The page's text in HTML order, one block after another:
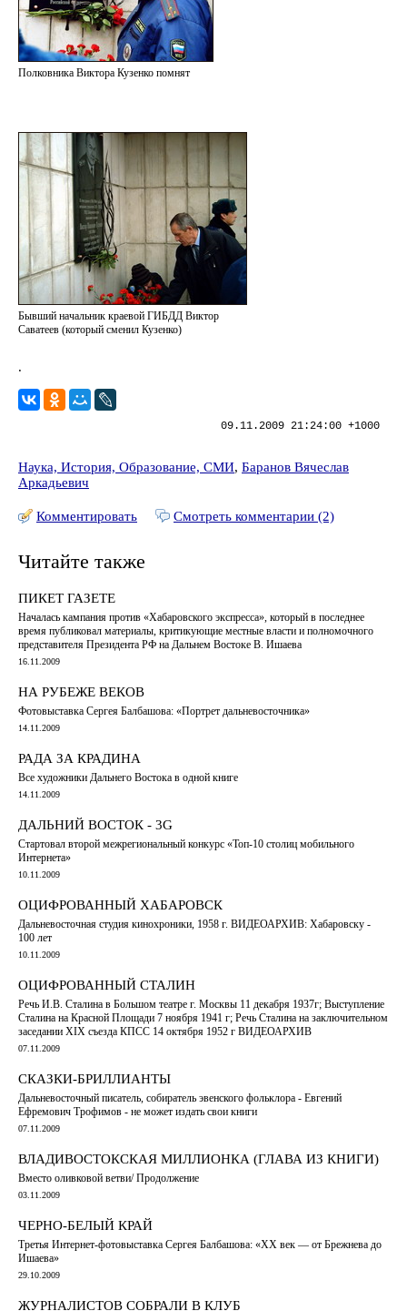
Полковника Виктора Кузенко помнят
Бывший начальник краевой ГИБДД Виктор
Саватеев (который сменил Кузенко)
.
09.11.2009 21:24:00 +1000
Наука, История, Образование, СМИ, Баранов Вячеслав
Аркадьевич
Комментировать Смотреть комментарии (2)
Читайте также
ПИКЕТ ГАЗЕТЕ
Началась кампания против «Хабаровского экспресса», который в последнее
время публиковал материалы, критикующие местные власти и полномочного
представителя Президента РФ на Дальнем Востоке В. Ишаева
16.11.2009
НА РУБЕЖЕ ВЕКОВ
Фотовыставка Сергея Балбашова: «Портрет дальневосточника»
14.11.2009
РАДА ЗА КРАДИНА
Все художники Дальнего Востока в одной книге
14.11.2009
ДАЛЬНИЙ ВОСТОК - 3G
Стартовал второй межрегиональный конкурс «Топ-10 столиц мобильного
Интернета»
10.11.2009
ОЦИФРОВАННЫЙ ХАБАРОВСК
Дальневосточная студия кинохроники, 1958 г. ВИДЕОАРХИВ: Хабаровску -
100 лет
10.11.2009
ОЦИФРОВАННЫЙ СТАЛИН
Речь И.В. Сталина в Большом театре г. Москвы 11 декабря 1937г; Выступление
Сталина на Красной Площади 7 ноября 1941 г; Речь Сталина на заключительном
заседании XIX съезда КПСС 14 октября 1952 г ВИДЕОАРХИВ
07.11.2009
СКАЗКИ-БРИЛЛИАНТЫ
Дальневосточный писатель, собиратель эвенского фольклора - Евгений
Ефремович Трофимов - не может издать свои книги
07.11.2009
ВЛАДИВОСТОКСКАЯ МИЛЛИОНКА (ГЛАВА ИЗ КНИГИ)
Вместо оливковой ветви/ Продолжение
03.11.2009
ЧЕРНО-БЕЛЫЙ КРАЙ
Третья Интернет-фотовыставка Сергея Балбашова: «XX век — от Брежнева до
Ишаева»
29.10.2009
ЖУРНАЛИСТОВ СОБРАЛИ В КЛУБ